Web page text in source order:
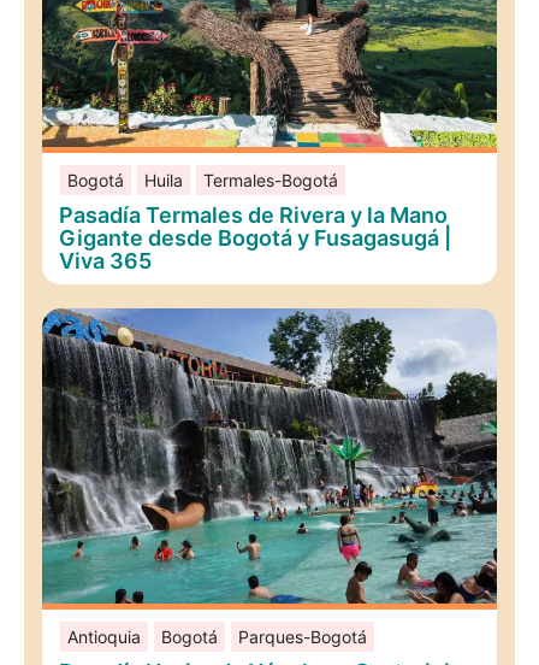
Bogotá Huila Termales-Bogotá
Pasadía Termales de Rivera y la Mano
Gigante desde Bogotá y Fusagasugá |
Viva 365
Antioquia Bogotá Parques-Bogotá